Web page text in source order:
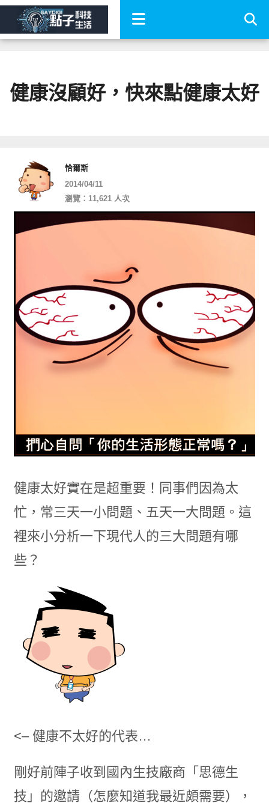
健康沒顧好，快來點健康太好
恰爾斯
2014/04/11
瀏覽：11,621 人次
健康太好實在是超重要！同事們因為太
忙，常三天一小問題、五天一大問題。這
裡來小分析一下現代人的三大問題有哪
些？
<– 健康不太好的代表…
剛好前陣子收到國內生技廠商「思德生
技」的邀請（怎麼知道我最近頗需要），